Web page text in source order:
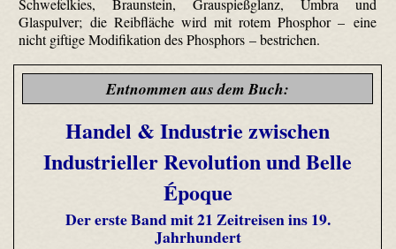
Glaspulver; die Reibfläche wird mit rotem Phosphor – eine
nicht giftige Modifikation des Phosphors – bestrichen.
Entnommen aus dem Buch:
Handel & Industrie zwischen
Industrieller Revolution und Belle
Époque
Der erste Band mit 21 Zeitreisen ins 19.
Jahrhundert